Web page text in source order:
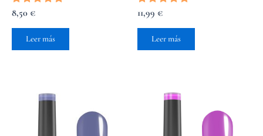
Valorado
con
5.00
de 5
8,50 €
Leer más
Valorado
con
4.67
de 5
11,99 €
Leer más